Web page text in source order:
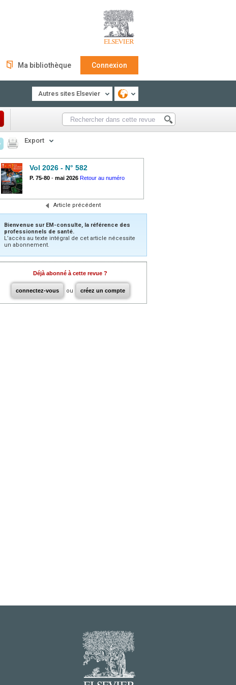
Ma bibliothèque Connexion
Autres sites Elsevier
Export
Vol 2026 - N° 582
P. 75-80 - mai 2026 Retour au numéro
Article précédent
Bienvenue sur EM-consulte, la référence des
professionnels de santé.
L’accès au texte intégral de cet article nécessite
un abonnement.
Déjà abonné à cette revue ?
connectez-vous ou créez un compte